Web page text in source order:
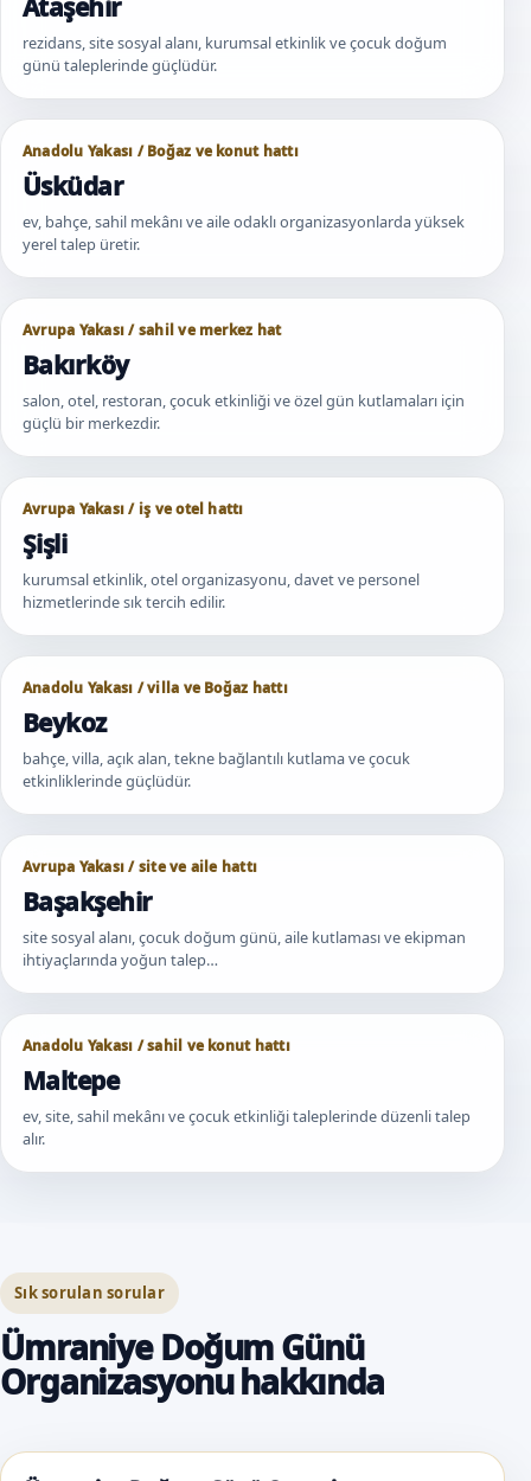
Ataşehir
rezidans, site sosyal alanı, kurumsal etkinlik ve çocuk doğum
günü taleplerinde güçlüdür.
Anadolu Yakası / Boğaz ve konut hattı
Üsküdar
ev, bahçe, sahil mekânı ve aile odaklı organizasyonlarda yüksek
yerel talep üretir.
Avrupa Yakası / sahil ve merkez hat
Bakırköy
salon, otel, restoran, çocuk etkinliği ve özel gün kutlamaları için
güçlü bir merkezdir.
Avrupa Yakası / iş ve otel hattı
Şişli
kurumsal etkinlik, otel organizasyonu, davet ve personel
hizmetlerinde sık tercih edilir.
Anadolu Yakası / villa ve Boğaz hattı
Beykoz
bahçe, villa, açık alan, tekne bağlantılı kutlama ve çocuk
etkinliklerinde güçlüdür.
Avrupa Yakası / site ve aile hattı
Başakşehir
site sosyal alanı, çocuk doğum günü, aile kutlaması ve ekipman
ihtiyaçlarında yoğun talep…
Anadolu Yakası / sahil ve konut hattı
Maltepe
ev, site, sahil mekânı ve çocuk etkinliği taleplerinde düzenli talep
alır.
Sık sorulan sorular
Ümraniye Doğum Günü
Organizasyonu hakkında